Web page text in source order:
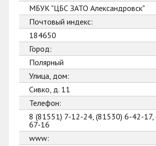
МБУК "ЦБС ЗАТО Александровск"
Почтовый индекс:
184650
Город:
Полярный
Улица, дом:
Сивко, д. 11
Телефон:
8 (81551) 7-12-24, (81530) 6-42-17,
67-16
www: